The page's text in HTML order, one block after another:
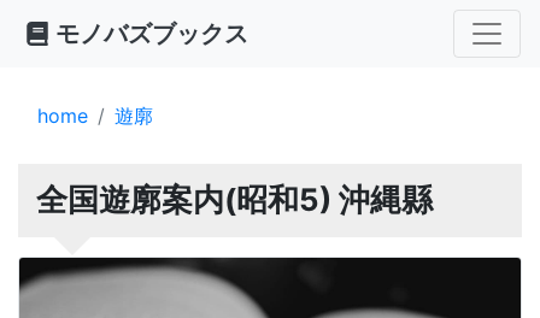
モノバズブックス
home 遊廓
全国遊廓案内(昭和5) 沖縄縣